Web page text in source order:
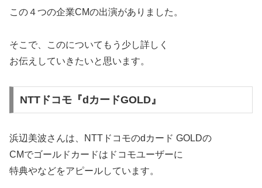
この４つの企業CMの出演がありました。
そこで、このについてもう少し詳しく
お伝えしていきたいと思います。
NTTドコモ『dカードGOLD』
浜辺美波さんは、NTTドコモのdカード GOLDの
CMでゴールドカードはドコモユーザーに
特典やなどをアピールしています。